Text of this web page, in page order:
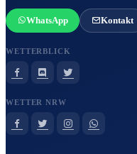
WhatsApp Kontakt
WETTERBLICK
WETTER NRW